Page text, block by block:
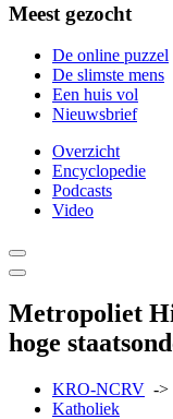
Meest gezocht
De online puzzel
De slimste mens
Een huis vol
Nieuwsbrief
Overzicht
Encyclopedie
Podcasts
Video
Metropoliet
hoge
KRO-NCRV ->
Katholiek